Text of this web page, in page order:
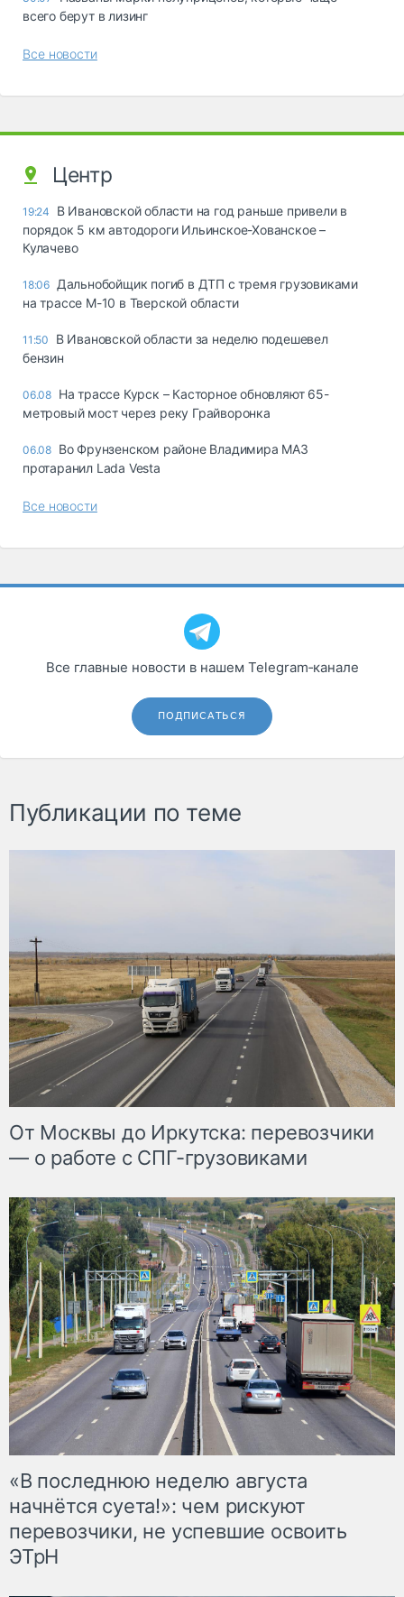
всего берут в лизинг
Все новости
Центр
19:24
В Ивановской области на год раньше привели в
порядок 5 км автодороги Ильинское-Хованское –
Кулачево
18:06 Дальнобойщик погиб в ДТП с тремя грузовиками
на трассе М-10 в Тверской области
11:50
В Ивановской области за неделю подешевел
бензин
06.08 На трассе Курск – Касторное обновляют 65-
метровый мост через реку Грайворонка
06.08 Во Фрунзенском районе Владимира МАЗ
протаранил Lada Vesta
Все новости
Все главные новости в нашем Telegram‑канале
ПОДПИСАТЬСЯ
Публикации по теме
От Москвы до Иркутска: перевозчики
— о работе с СПГ-грузовиками
«В последнюю неделю августа
начнётся суета!»: чем рискуют
перевозчики, не успевшие освоить
ЭТрН